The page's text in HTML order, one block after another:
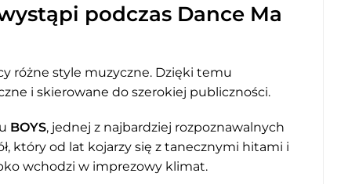
podczas Dance Ma
różne style muzyczne. Dzięki temu
i skierowane do szerokiej publiczności.
BOYS, jednej z najbardziej rozpoznawalnych
który od lat kojarzy się z tanecznymi hitami i
wchodzi w imprezowy klimat.